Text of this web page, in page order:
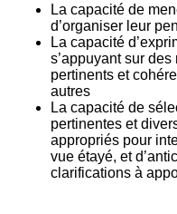
La capacité de
d’organiser leur
La capacité
s’appuyant sur
pertinents et
autres
La capacité de
pertinentes et
appropriés pour
vue étayé, et
clarifications à